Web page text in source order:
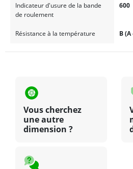
Indicateur d'usure de la bande
de roulement
600
Résistance à la température B (A
Vous cherchez
une autre
dimension ?